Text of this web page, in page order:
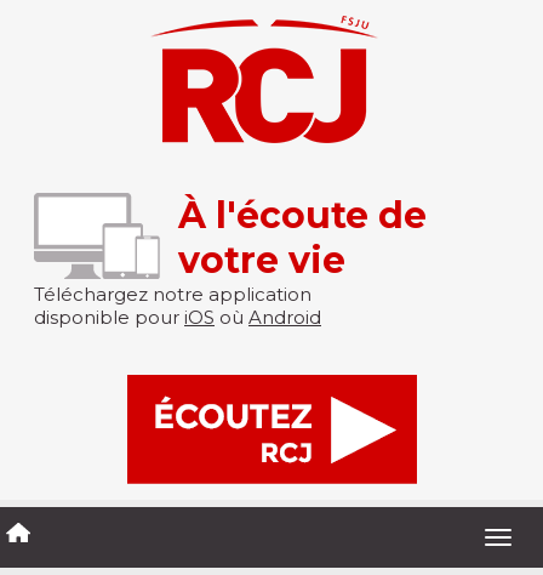
À l'écoute de
votre vie
Téléchargez notre application
disponible pour iOS où Android